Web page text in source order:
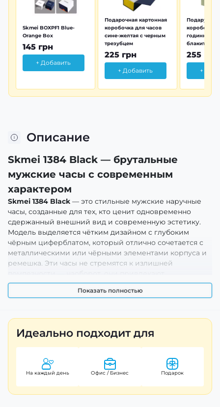
Skmei BOXPF1 Blue-
Orange Box
145 грн
+ Добавить
Подарочная картонная
коробочка для часов
сине-желтая с черным
трезубцем
225 грн
+ Добавить
коробочка
годинника
блакитна
255 грн
+
Описание
Skmei 1384 Black — брутальные
мужские часы с современным
характером
Skmei 1384 Black — это стильные мужские наручные
часы, созданные для тех, кто ценит одновременно
сдержанный внешний вид и современную эстетику.
Модель выделяется чётким дизайном с глубоким
чёрным циферблатом, который отлично сочетается с
металлическими или чёрными элементами корпуса и
ремешка. Эти часы не стремятся к излишней
помпезности — наоборот, они привлекают
универсальностью и легко вписываются как в
повседневные образы, так и в более деловые или
перегружая образ.
Эта модель создана для мужчин, которые хотят
получить надёжный аксессуар с привлекательным
дизайном и комфортной посадкой на запястье. Часы
имеют чётко структурированный циферблат с
Показать полностью
Идеально подходит для
На каждый день Офис / Бизнес Подарок